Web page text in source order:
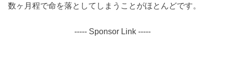
数ヶ月程で命を落としてしまうことがほとんどです。
----- Sponsor Link -----